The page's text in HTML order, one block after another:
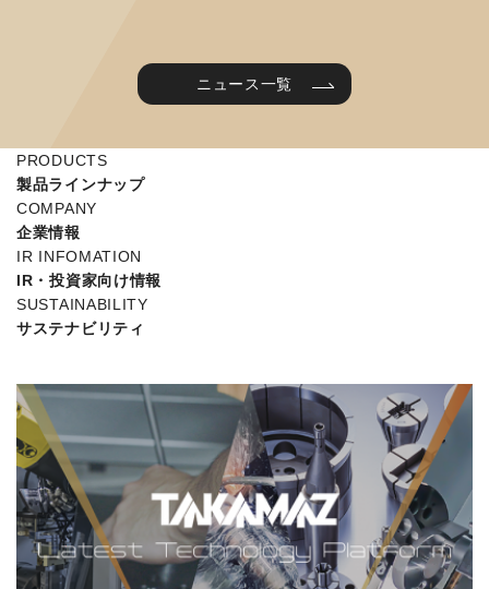
ニュース一覧
PRODUCTS
製品ラインナップ
COMPANY
企業情報
IR INFOMATION
IR・投資家向け情報
SUSTAINABILITY
サステナビリティ